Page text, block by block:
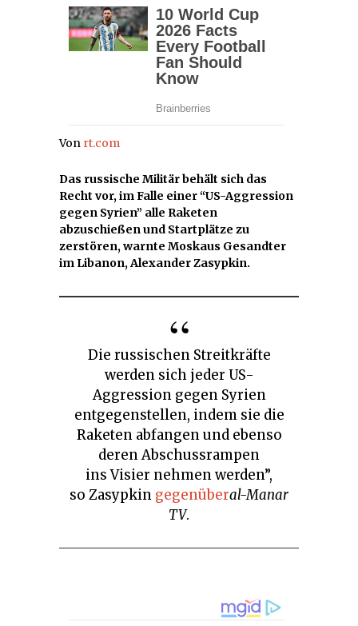
Von rt.com
Das russische Militär behält sich das
Recht vor, im Falle einer “US-Aggression
gegen Syrien” alle Raketen
abzuschießen und Startplätze zu
zerstören, warnte Moskaus Gesandter
im Libanon, Alexander Zasypkin.
Die russischen Streitkräfte
werden sich jeder US-
Aggression gegen Syrien
entgegenstellen, indem sie die
Raketen abfangen und ebenso
deren Abschussrampen
ins Visier nehmen werden”,
so Zasypkin gegenüberal-Manar
TV.